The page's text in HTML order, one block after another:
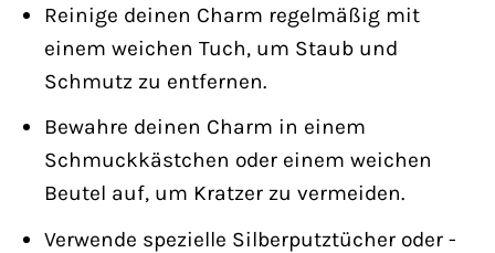
Reinige deinen Charm regelmäßig mit
einem weichen Tuch, um Staub und
Schmutz zu entfernen.
Bewahre deinen Charm in einem
Schmuckkästchen oder einem weichen
Beutel auf, um Kratzer zu vermeiden.
Verwende spezielle Silberputztücher oder -